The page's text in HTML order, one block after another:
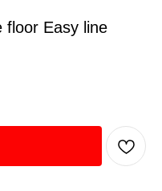
floor Easy line